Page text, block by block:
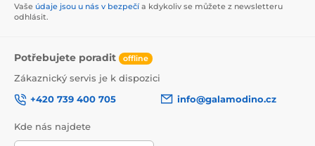
Vaše údaje jsou u nás v bezpečí a kdykoliv se můžete z newsletteru
odhlásit.
Potřebujete poradit offline
Zákaznický servis je k dispozici
+420 739 400 705
info@galamodino.cz
Kde nás najdete